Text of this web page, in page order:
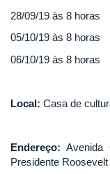
28/09/19 às 8 horas
05/10/19 às 8 horas
06/10/19 às 8 horas
Local: Casa de
Endereço:Avenida
Presidente Roosevelt